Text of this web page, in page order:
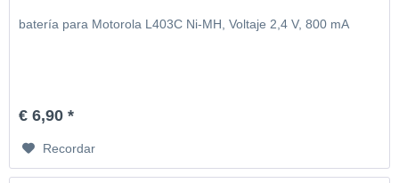
batería para Motorola L403C Ni-MH, Voltaje 2,4 V, 800 mA
€ 6,90 *
Recordar